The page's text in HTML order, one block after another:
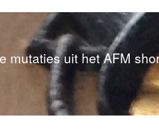
mutaties uit het AFM